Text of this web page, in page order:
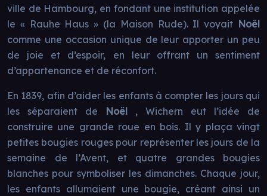
ville de Hambourg, en fondant une institution appelée
le « Rauhe Haus » (la Maison Rude). Il voyait Noël
comme une occasion unique de leur apporter un peu
de joie et d’espoir, en leur offrant un sentiment
d’appartenance et de réconfort.
En 1839, afin d’aider les enfants à compter les jours qui
les séparaient de Noël , Wichern eut l’idée de
construire une grande roue en bois. Il y plaça vingt
petites bougies rouges pour représenter les jours de la
semaine de l’Avent, et quatre grandes bougies
blanches pour symboliser les dimanches. Chaque jour,
les enfants allumaient une bougie, créant ainsi un